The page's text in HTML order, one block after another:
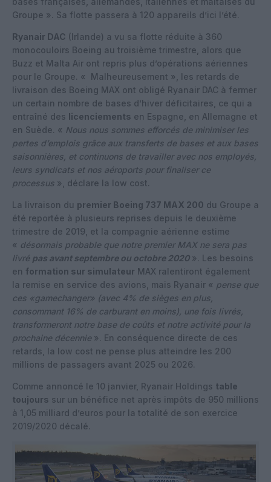
Groupe ». Sa flotte passera à 120 appareils d’ici l’été.
Ryanair DAC (Irlande) a vu sa flotte réduite à 360
monocouloirs Boeing au troisième trimestre, alors que
Buzz et Malta Air ont repris plus d’opérations aériennes
pour le Groupe. « Malheureusement », les retards de
livraison des Boeing MAX ont obligé Ryanair DAC à fermer
un certain nombre de bases d’hiver déficitaires, ce qui a
entraîné des licenciements en Espagne, en Allemagne et
en Suède. « Nous nous sommes efforcés de minimiser les
pertes d’emplois grâce aux transferts de bases et aux bases
saisonnières, et continuons de travailler avec nos employés,
leurs syndicats et nos aéroports pour finaliser ce
processus », déclare la low cost.
La livraison du premier Boeing 737 MAX 200 du Groupe a
été reportée à plusieurs reprises depuis le deuxième
trimestre de 2019, et la compagnie aérienne estime
« désormais probable que notre premier MAX ne sera pas
livré pas avant septembre ou octobre 2020». Les besoins
en formation sur simulateur MAX ralentiront également
la remise en service des avions, mais Ryanair « pense que
ces «gamechanger» (avec 4% de sièges en plus,
consommant 16% de carburant en moins), une fois livrés,
transformeront notre base de coûts et notre activité pour la
prochaine décennie ». En conséquence directe de ces
retards, la low cost ne pense plus atteindre les 200
millions de passagers avant 2025 ou 2026.
Comme annoncé le 10 janvier, Ryanair Holdings table
toujours sur un bénéfice net après impôts de 950 millions
à 1,05 milliard d’euros pour la totalité de son exercice
2019/2020 décalé.